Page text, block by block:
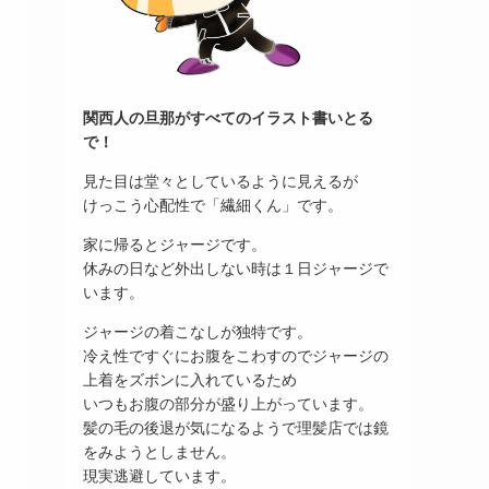
関西人の旦那がすべてのイラスト書いとる
で！
見た目は堂々としているように見えるが
けっこう心配性で「繊細くん」です。
家に帰るとジャージです。
休みの日など外出しない時は１日ジャージで
います。
ジャージの着こなしが独特です。
冷え性ですぐにお腹をこわすのでジャージの
上着をズボンに入れているため
いつもお腹の部分が盛り上がっています。
髪の毛の後退が気になるようで理髪店では鏡
をみようとしません。
現実逃避しています。